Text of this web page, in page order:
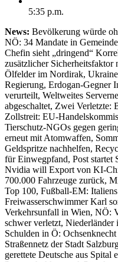
5:35 p.m.
News: Bevölkerung würde
NÖ: 34 Mandate in
Chefin sieht „dringend“
zusätzlicher
Ölfelder im Nordirak,
Regierung, Erdogan-Gegner
verurteilt, Weltweites
abgeschaltet, Zwei
Zollstreit: EU-
Tierschutz-NGOs gegen
erneut mit Atomwaffen,
Geldspritze nachhelfen,
für Einwegpfand, Post startet
Nvidia will Export von KI-
700.000 Fahrzeuge zurück,
Top 100, Fußball-EM:
Freiwasserschwimmer Karl
Verkehrsunfall in Wien, NÖ:
schwer verletzt, Niederländer
Schulden in Ö:
Straßennetz der Stadt
gerettete Deutsche aus Spital